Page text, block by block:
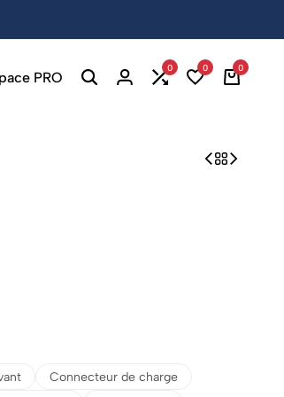
PRO
0 0 0
Connecteur de charge